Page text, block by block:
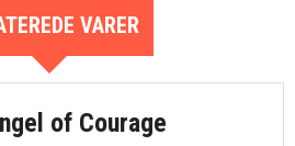
VARER
of Courage